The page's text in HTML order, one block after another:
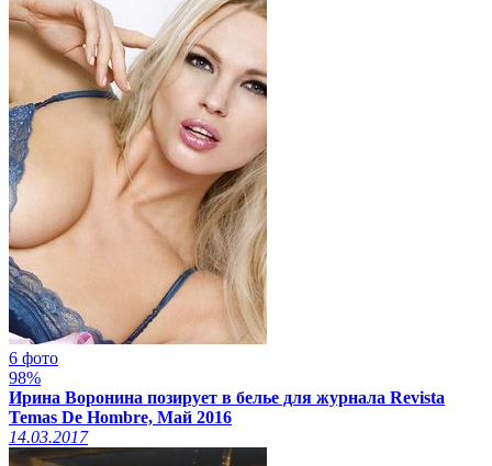
6 фото
98%
Ирина Воронина позирует в белье для журнала Revista
Temas De Hombre, Май 2016
14.03.2017